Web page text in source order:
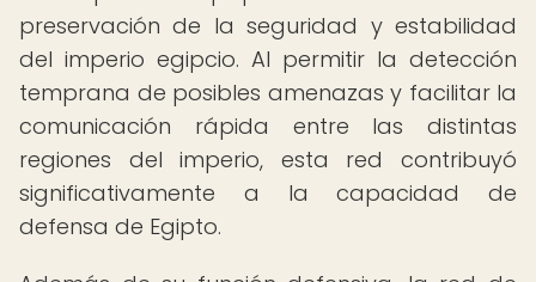
preservación de la seguridad y estabilidad
del imperio egipcio. Al permitir la detección
temprana de posibles amenazas y facilitar la
comunicación rápida entre las distintas
regiones del imperio, esta red contribuyó
significativamente a la capacidad de
defensa de Egipto.